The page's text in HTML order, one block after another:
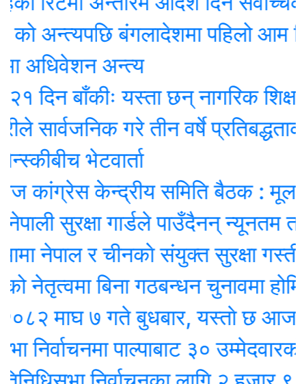
अन्त्यपछि बंगलादेशमा पहिलो आम
अन्त्य
बाँकीः यस्ता छन् नागरिक शिक्षा
गरे तीन वर्षे प्रतिबद्धताको
भेटवार्ता
केन्द्रीय समिति बैठक : मूल
सुरक्षा गार्डले पाउँदैनन् न्यूनतम तलब !
नेपाल र चीनकाे संयुक्त सुरक्षा गस्ती
बिना गठबन्धन चुनावमा होमियो
माघ ७ गते बुधबार, यस्ताे छ आजको
पाल्पाबाट ३० उम्मेदवारको